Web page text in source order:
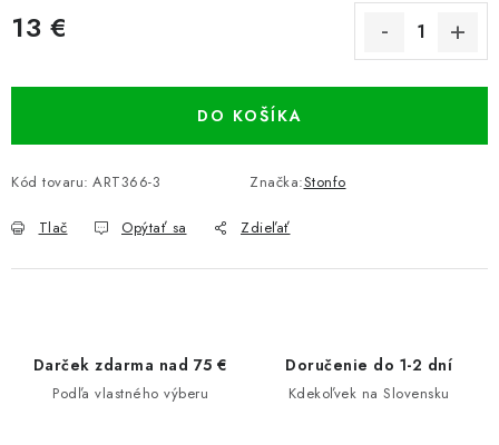
Navštívte našu predajňu vo Dvoroch nad Žitavou »
13 €
DO KOŠÍKA
Kód tovaru: ART366-3 Značka:Stonfo
Tlač Opýtať sa Zdieľať
Darček zdarma nad 75 €
Podľa vlastného výberu
Doručenie do 1-2 dní
Kdekoľvek na Slovensku